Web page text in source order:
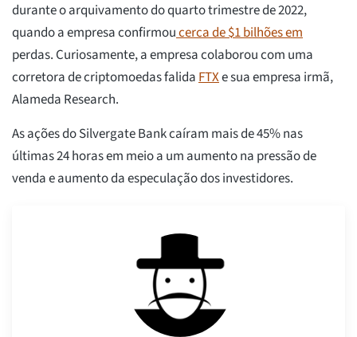
durante o arquivamento do quarto trimestre de 2022,
quando a empresa confirmoucerca de $1 bilhões em
perdas. Curiosamente, a empresa colaborou com uma
corretora de criptomoedas falidaFTXe sua empresa irmã,
Alameda Research.
As ações do Silvergate Bank caíram mais de 45% nas
últimas 24 horas em meio a um aumento na pressão de
venda e aumento da especulação dos investidores.